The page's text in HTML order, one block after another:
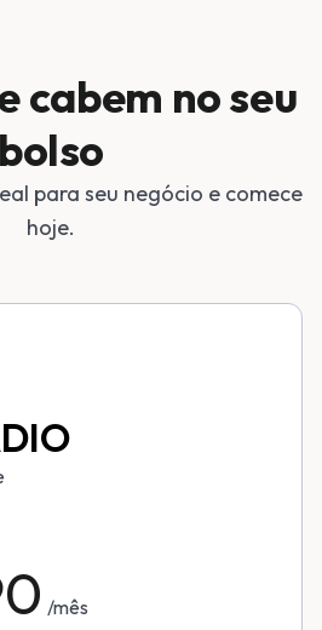
cabem no seu
bolso
para seu negócio e comece
hoje.
/mês